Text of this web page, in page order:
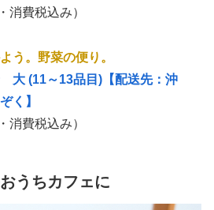
消費税込み）
う。野菜の便り。
大 (11～13品目)【配送先：沖
く】
消費税込み）
うちカフェに